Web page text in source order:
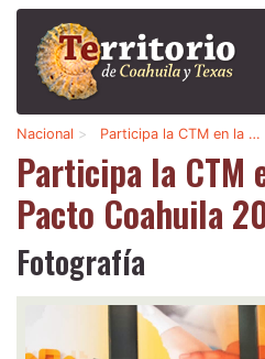
Nacional > Participa la CTM en la …
Participa la CTM
Pacto Coahuila
Fotografía